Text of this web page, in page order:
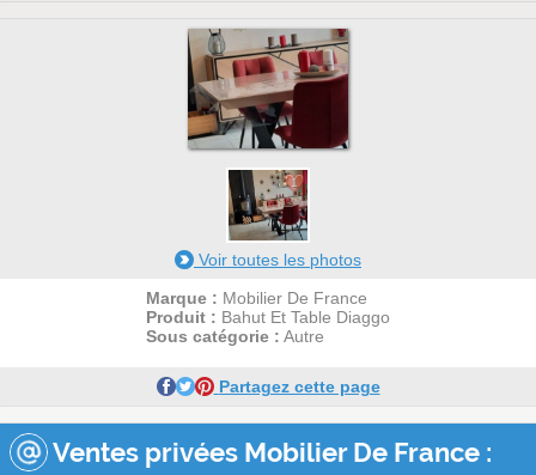
1
Voir toutes les photos
Marque : Mobilier De France
Produit : Bahut Et Table Diaggo
Sous catégorie : Autre
Partagez cette page
Ventes privées Mobilier De France :